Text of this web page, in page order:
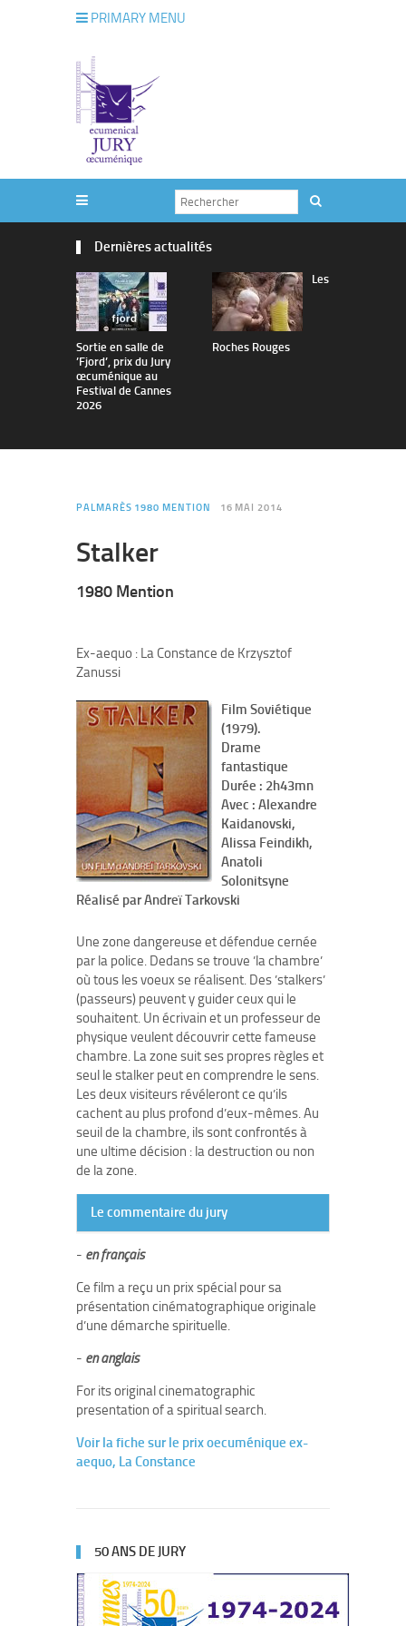
PRIMARY MENU
Dernières actualités
Sortie en salle de
’Fjord’, prix du Jury
œcuménique au
Festival de Cannes
2026
Les
Roches Rouges
PALMARÈS 1980 MENTION 16 MAI 2014
Stalker
1980 Mention
Ex-aequo : La Constance de Krzysztof
Zanussi
Film Soviétique
(1979).
Drame
fantastique
Durée : 2h43mn
Avec : Alexandre
Kaidanovski,
Alissa Feindikh,
Anatoli
Solonitsyne
Réalisé par Andreï Tarkovski
Une zone dangereuse et défendue cernée
par la police. Dedans se trouve ’la chambre’
où tous les voeux se réalisent. Des ’stalkers’
(passeurs) peuvent y guider ceux qui le
souhaitent. Un écrivain et un professeur de
physique veulent découvrir cette fameuse
chambre. La zone suit ses propres règles et
seul le stalker peut en comprendre le sens.
Les deux visiteurs révéleront ce qu’ils
cachent au plus profond d’eux-mêmes. Au
seuil de la chambre, ils sont confrontés à
une ultime décision : la destruction ou non
de la zone.
Le commentaire du jury
- en français
Ce film a reçu un prix spécial pour sa
présentation cinématographique originale
d’une démarche spirituelle.
- en anglais
For its original cinematographic
presentation of a spiritual search.
Voir la fiche sur le prix oecuménique ex-
aequo, La Constance
50 ANS DE JURY